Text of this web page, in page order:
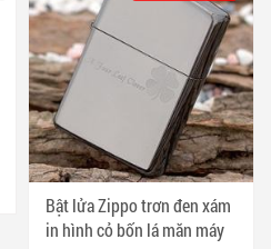
Bật lửa Zippo trơn đen xám
in hình cỏ bốn lá măn máy